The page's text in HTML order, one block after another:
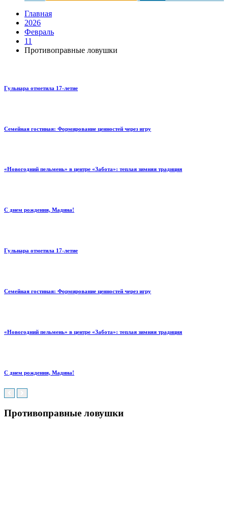
Главная
2026
Февраль
11
Противоправные ловушки
Гульнара отметила 17‑летие
Семейная гостиная: Формирование ценностей через игру
«Новогодний пельмень» в центре «Забота»: теплая зимняя традиция
С днем рождения, Мадина!
Гульнара отметила 17‑летие
Семейная гостиная: Формирование ценностей через игру
«Новогодний пельмень» в центре «Забота»: теплая зимняя традиция
С днем рождения, Мадина!
Противоправные ловушки